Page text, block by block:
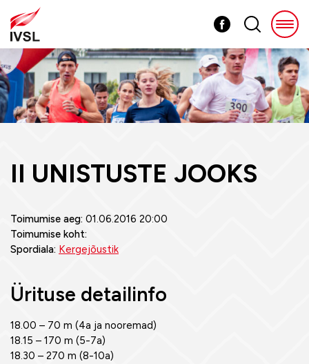
II UNISTUSTE JOOKS
Toimumise aeg: 01.06.2016 20:00
Toimumise koht:
Spordiala: Kergejõustik
Ürituse detailinfo
18.00 – 70 m (4a ja nooremad)
18.15 – 170 m (5-7a)
18.30 – 270 m (8-10a)